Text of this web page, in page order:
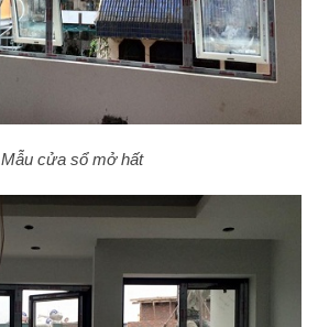
Mẫu cửa sổ mở hất